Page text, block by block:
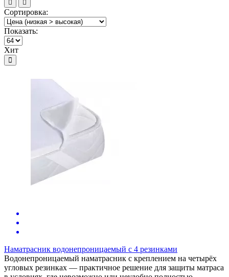
Сортировка:
Показать:
Хит
Наматрасник водонепроницаемый с 4 резинками
Водонепроницаемый наматрасник с креплением на четырёх
угловых резинках — практичное решение для защиты матраса